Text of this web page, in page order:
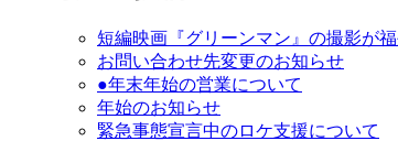
短編映画『グリーンマン』の撮影が
お問い合わせ先変更のお知らせ
●年末年始の営業について
年始のお知らせ
緊急事態宣言中のロケ支援について